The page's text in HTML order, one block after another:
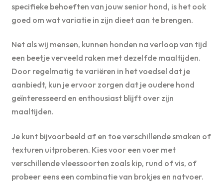
specifieke behoeften van jouw senior hond, is het ook
goed om wat variatie in zijn dieet aan te brengen.
Net als wij mensen, kunnen honden na verloop van tijd
een beetje verveeld raken met dezelfde maaltijden.
Door regelmatig te variëren in het voedsel dat je
aanbiedt, kun je ervoor zorgen dat je oudere hond
geïnteresseerd en enthousiast blijft over zijn
maaltijden.
Je kunt bijvoorbeeld af en toe verschillende smaken of
texturen uitproberen. Kies voor een voer met
verschillende vleessoorten zoals kip, rund of vis, of
probeer eens een combinatie van brokjes en natvoer.